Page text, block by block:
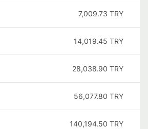
7,009.73 TRY
14,019.45 TRY
28,038.90 TRY
56,077.80 TRY
140,194.50 TRY